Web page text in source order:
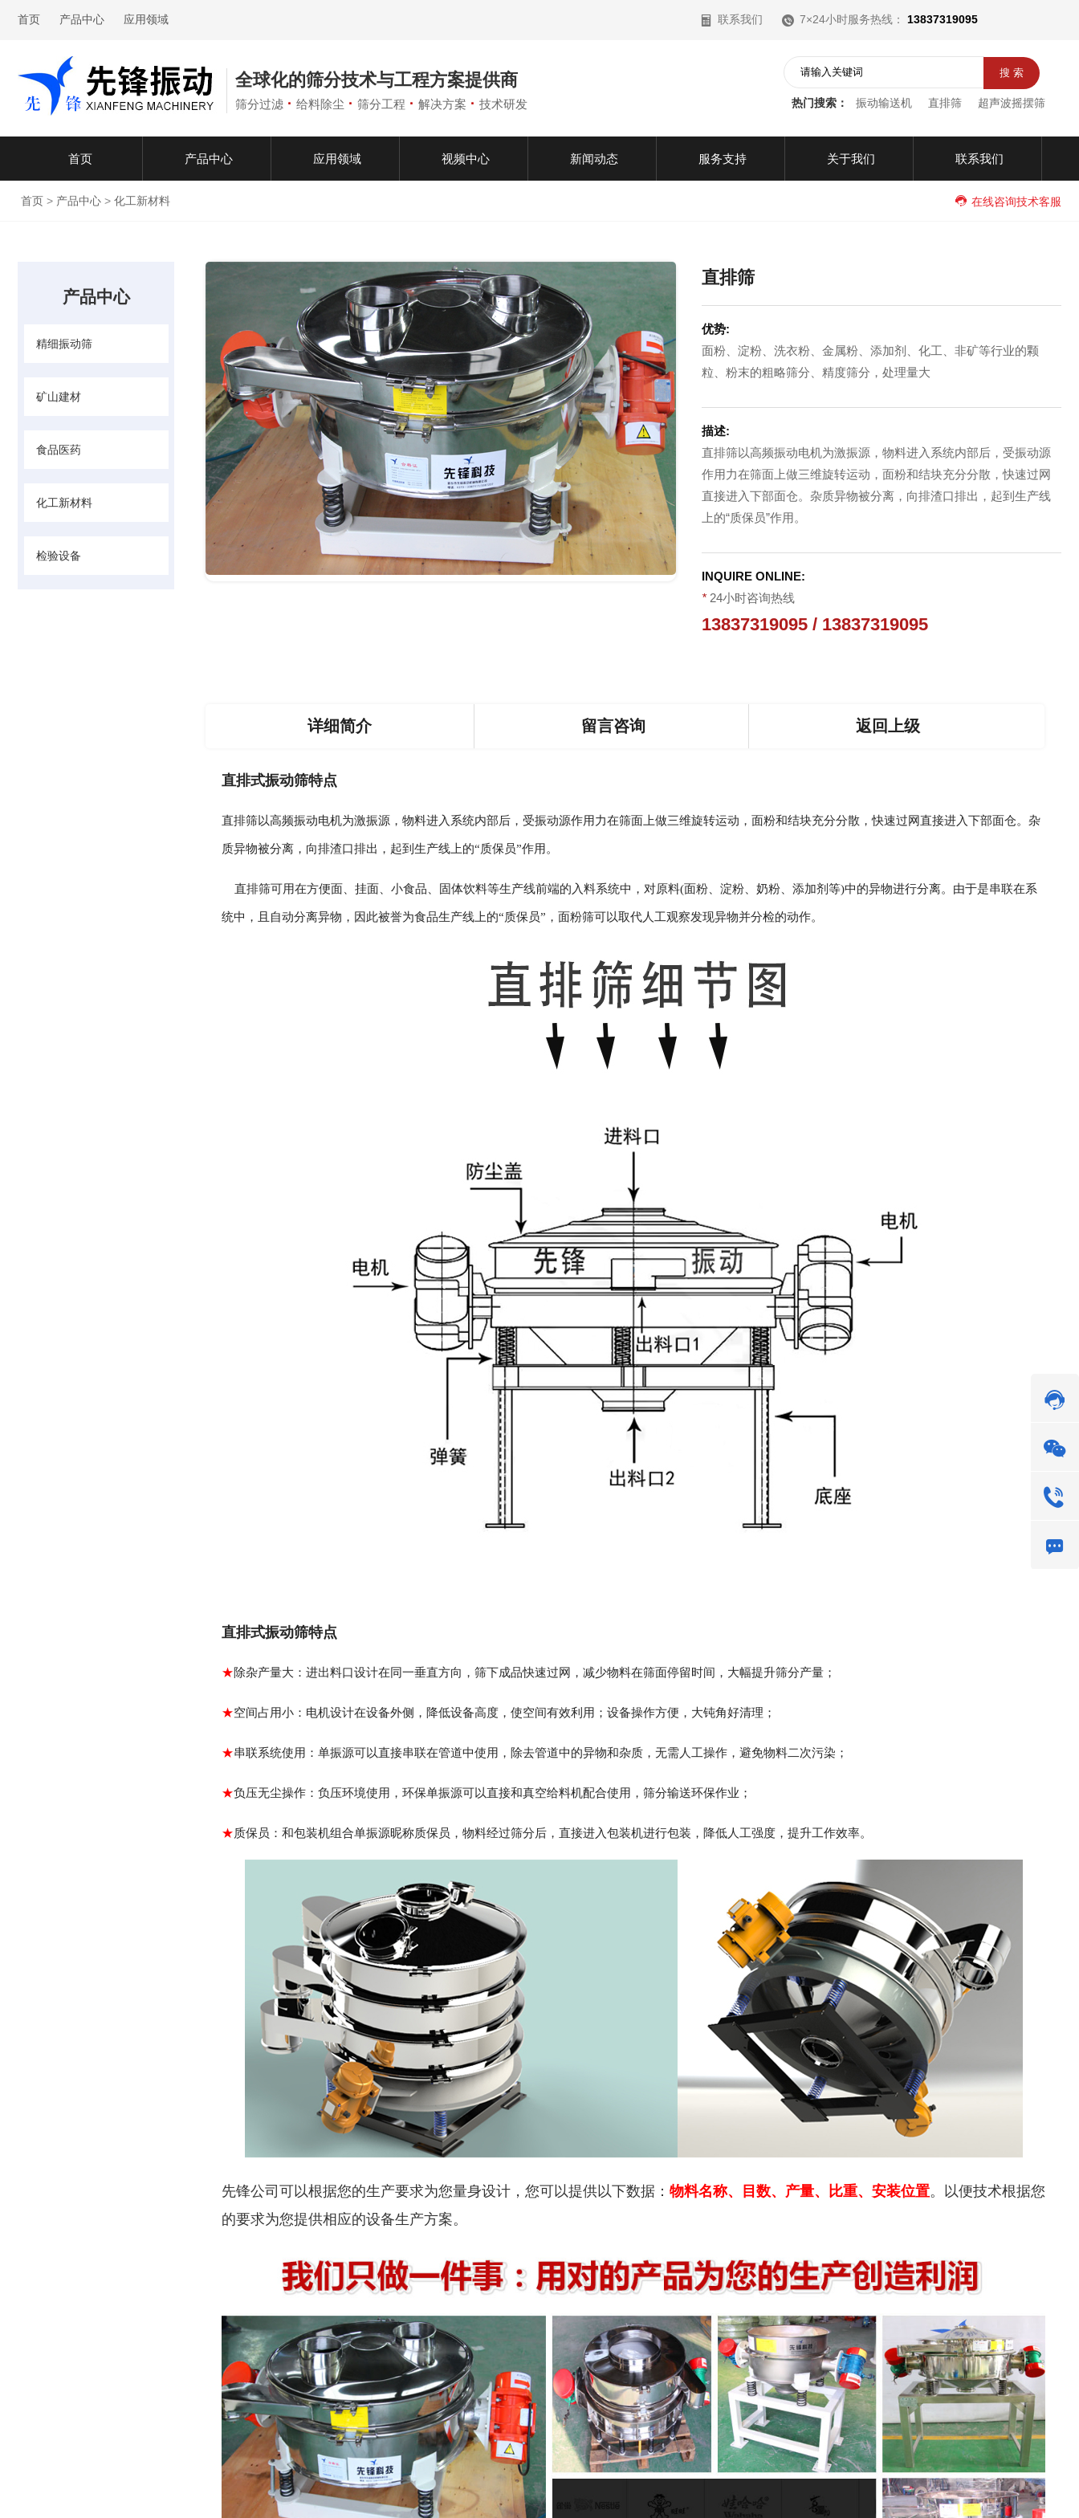
首页 产品中心 应用领域 联系我们 7×24小时服务热线： 13837319095
全球化的筛分技术与工程方案提供商
筛分过滤 · 给料除尘 · 筛分工程 · 解决方案 · 技术研发 热门搜索： 振动输送机 直排筛 超声波摇摆筛
首页 产品中心 应用领域 视频中心 新闻动态 服务支持 关于我们 联系我们
首页 > 产品中心 > 化工新材料 在线咨询技术客服
产品中心
精细振动筛
矿山建材
食品医药
化工新材料
检验设备
直排筛
优势:
面粉、淀粉、洗衣粉、金属粉、添加剂、化工、非矿等行业的颗
粒、粉末的粗略筛分、精度筛分，处理量大
描述:
直排筛以高频振动电机为激振源，物料进入系统内部后，受振动源
作用力在筛面上做三维旋转运动，面粉和结块充分分散，快速过网
直接进入下部面仓。杂质异物被分离，向排渣口排出，起到生产线
上的“质保员”作用。
INQUIRE ONLINE:
* 24小时咨询热线
13837319095 / 13837319095
详细简介 留言咨询 返回上级
直排式振动筛特点
直排筛以高频振动电机为激振源，物料进入系统内部后，受振动源作用力在筛面上做三维旋转运动，面粉和结块充分分散，快速过网直接进入下部面仓。杂
质异物被分离，向排渣口排出，起到生产线上的“质保员”作用。
直排筛可用在方便面、挂面、小食品、固体饮料等生产线前端的入料系统中，对原料(面粉、淀粉、奶粉、添加剂等)中的异物进行分离。由于是串联在系
统中，且自动分离异物，因此被誉为食品生产线上的“质保员”，面粉筛可以取代人工观察发现异物并分检的动作。
直排式振动筛特点
★除杂产量大：进出料口设计在同一垂直方向，筛下成品快速过网，减少物料在筛面停留时间，大幅提升筛分产量；
★空间占用小：电机设计在设备外侧，降低设备高度，使空间有效利用；设备操作方便，大钝角好清理；
★串联系统使用：单振源可以直接串联在管道中使用，除去管道中的异物和杂质，无需人工操作，避免物料二次污染；
★负压无尘操作：负压环境使用，环保单振源可以直接和真空给料机配合使用，筛分输送环保作业；
★质保员：和包装机组合单振源昵称质保员，物料经过筛分后，直接进入包装机进行包装，降低人工强度，提升工作效率。
先锋公司可以根据您的生产要求为您量身设计，您可以提供以下数据： 物料名称、目数、产量、比重、安装位置。以便技术根据您
的要求为您提供相应的设备生产方案。